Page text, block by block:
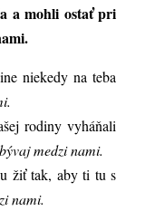
a mohli ostať pri
niekedy na teba
rodiny vyháňali
medzi nami.
žiť tak, aby ti tu s
nami.